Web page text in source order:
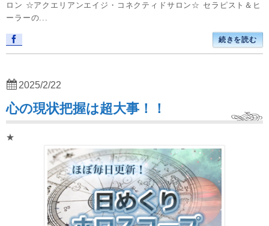
ロン ☆アクエリアンエイジ・コネクティドサロン☆ セラピスト＆ヒ
ーラーの...
続きを読む
心の現状把握は超大事！！
★
2025/2/22